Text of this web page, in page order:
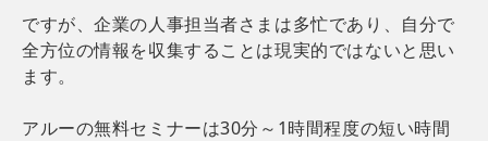
ですが、企業の人事担当者さまは多忙であり、自分で
全方位の情報を収集することは現実的ではないと思い
ます。
アルーの無料セミナーは30分～1時間程度の短い時間